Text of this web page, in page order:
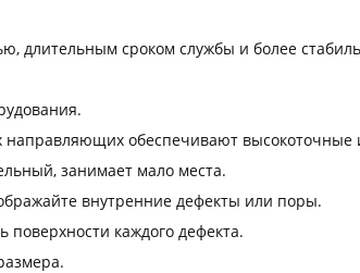
длительным сроком службы и более
обеспечивают высокоточные
занимает мало места.
внутренние дефекты или поры.
каждого дефекта.